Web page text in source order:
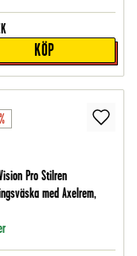
KÖP
Pro Stilren
med Axelrem,